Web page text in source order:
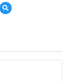
預
覽